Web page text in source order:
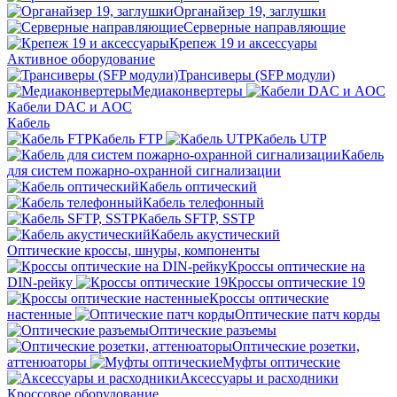
Органайзер 19, заглушки
Серверные направляющие
Крепеж 19 и аксессуары
Активное оборудование
Трансиверы (SFP модули)
Медиаконвертеры
Кабели DAC и AOC
Кабель
Кабель FTP
Кабель UTP
Кабель
для систем пожарно-охранной сигнализации
Кабель оптический
Кабель телефонный
Кабель SFTP, SSTP
Кабель акустический
Оптические кроссы, шнуры, компоненты
Кроссы оптические на
DIN-рейку
Кроссы оптические 19
Кроссы оптические
настенные
Оптические патч корды
Оптические разъемы
Оптические розетки,
аттенюаторы
Муфты оптические
Аксессуары и расходники
Кроссовое оборудование